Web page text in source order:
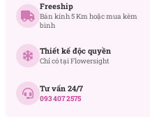
Freeship
Bán kính 5 Km hoặc mua kèm
bình
Thiết kế độc quyền
Chỉ có tại Flowersight
Tư vấn 24/7
093 407 2575